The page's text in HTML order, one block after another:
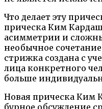
Что делает эту
прическа Ким
асимметрии и
необычное
стрижка создана с
лица конкретного
больше
Новая прическа Ким